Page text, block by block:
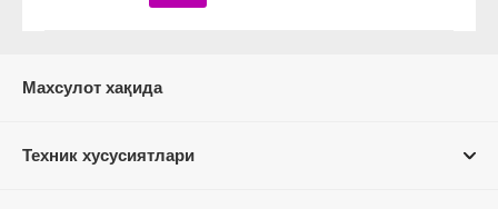
Махсулот хақида
Техник хусусиятлари